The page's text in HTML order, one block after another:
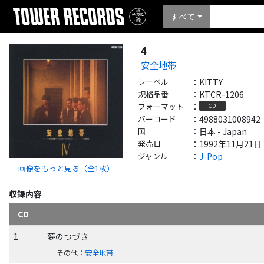
すべて
画像をもっと見る（全1 枚）
4
安全地帯
レーベル ： KITTY
規格品番 ： KTCR-1206
フォーマット ： CD
バーコード ： 4988031008942
国 ： 日本 - Japan
発売日 ： 1992年11月21日
ジャンル ： J-Pop
収録内容
CD
1
夢のつづき
その他 ： 安全地帯